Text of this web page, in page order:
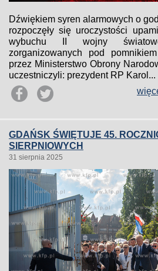
Dźwiękiem syren alarmowych o
rozpoczęły się uroczystości
wybuchu II wojny
zorganizowanych pod
przez Ministerstwo Obrony
uczestniczyli: prezydent RP Karol...
GDAŃSK ŚWIĘTUJE 45.
SIERPNIOWYCH
31 sierpnia 2025